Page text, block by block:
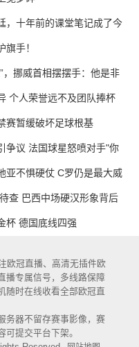
，十年前的课堂笔记成了今
手！
，挪威首相摆摆手：他是非
个人荣誉远不及团队捧杯
赛暂缓破坏足球根基
争议 法国球星怒喷对手"你
亚不惧硬仗 C罗仍是最大威
查 巴西中场硬汉形象背后
杯 德国底线四强
欧冠直播、高清无插件欧
播专属信号，多线路保障
随时在线收看全部欧冠直
务器不留存赛事影像，赛
可提交平台下架。